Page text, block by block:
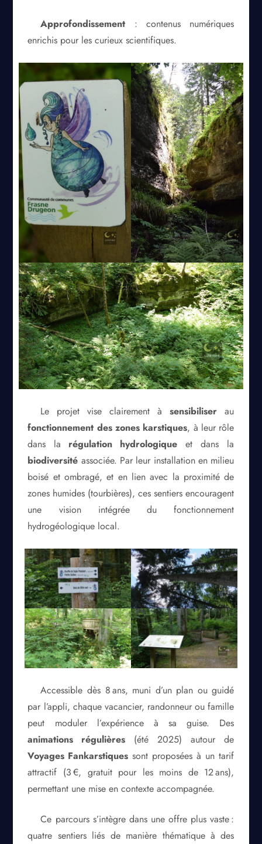
Approfondissement : contenus numériques
enrichis pour les curieux scientifiques.
Le projet vise clairement àsensibiliser au
fonctionnement des zones karstiques, à leur rôle
dans la régulation hydrologique et dans la
biodiversité associée. Par leur installation en milieu
boisé et ombragé, et en lien avec la proximité de
zones humides (tourbières), ces sentiers encouragent
une vision intégrée du fonctionnement
hydrogéologique local.
Accessible dès 8 ans, muni d’un plan ou guidé
par l’appli, chaque vacancier, randonneur ou famille
peut moduler l’expérience à sa guise. Des
animations régulières (été 2025) autour de
Voyages Fankarstiques sont proposées à un tarif
attractif (3 €, gratuit pour les moins de 12 ans),
permettant une mise en contexte accompagnée.
Ce parcours s’intègre dans une offre plus vaste :
quatre sentiers liés de manière thématique à des